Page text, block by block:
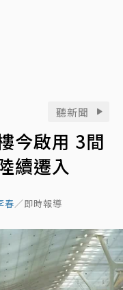
聽新聞
今啟用 3間
續遷入
春／即時報導